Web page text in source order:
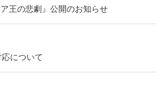
王の悲劇』公開のお知らせ
について